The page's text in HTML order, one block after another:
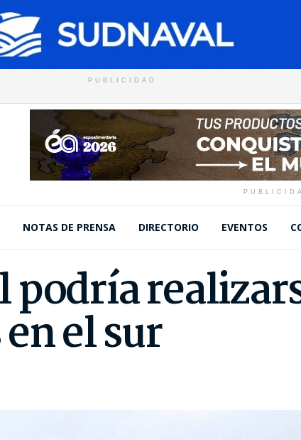
PUBLICIDAD
NOTAS DE PRENSA DIRECTORIO EVENTOS
podría
el sur